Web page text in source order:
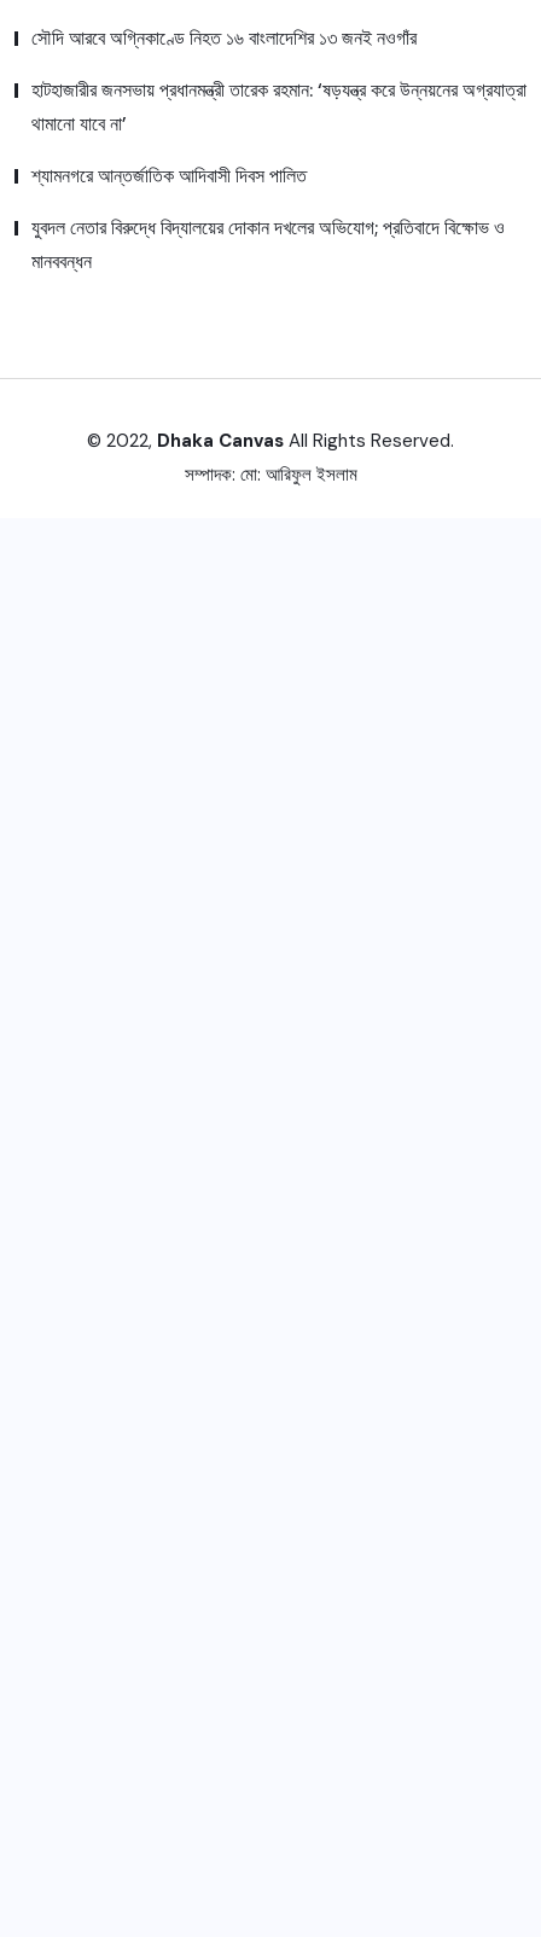
সৌদি আরবে অগ্নিকাণ্ডে নিহত ১৬ বাংলাদেশির ১৩ জনই নওগাঁর
হাটহাজারীর জনসভায় প্রধানমন্ত্রী তারেক রহমান: ‘ষড়যন্ত্র করে উন্নয়নের অগ্রযাত্রা
থামানো যাবে না’
শ্যামনগরে আন্তর্জাতিক আদিবাসী দিবস পালিত
যুবদল নেতার বিরুদ্ধে বিদ্যালয়ের দোকান দখলের অভিযোগ; প্রতিবাদে বিক্ষোভ ও
মানববন্ধন
© 2022, Dhaka Canvas All Rights Reserved.
সম্পাদক: মো: আরিফুল ইসলাম